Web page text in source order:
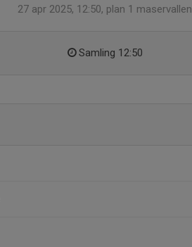
27 apr 2025, 12:50, plan 1 maservallen
Samling 12:50